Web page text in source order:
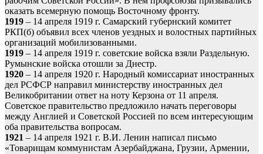
оказать всемерную помощь Восточному фронту.
1919 – 14 апреля 1919 г. Самарский губернский комитет
РКП(б) объявил всех членов уездных и волостных партийных
организаций мобилизованными.
1919 – 14 апреля 1919 г. советские войска взяли Раздельную.
Румынские войска отошли за Днестр.
1920 – 14 апреля 1920 г. Народный комиссариат иностранных
дел РСФСР направил министерству иностранных дел
Великобритании ответ на ноту Керзона от 11 апреля.
Советское правительство предложило начать переговоры
между Англией и Советской Россией по всем интересующим
оба правительства вопросам.
1921 – 14 апреля 1921 г. В.И. Ленин написал письмо
«Товарищам коммунистам Азербайджана, Грузии, Армении,